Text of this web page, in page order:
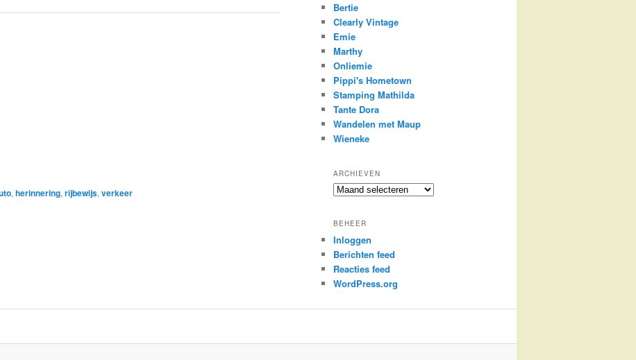
, herinnering, rijbewijs, verkeer
Bertie
Clearly Vintage
Emie
Marthy
Onliemie
Pippi's Hometown
Stamping Mathilda
Tante Dora
Wandelen met Maup
Wieneke
ARCHIEVEN
Archieven
BEHEER
Inloggen
Berichten feed
Reacties feed
WordPress.org